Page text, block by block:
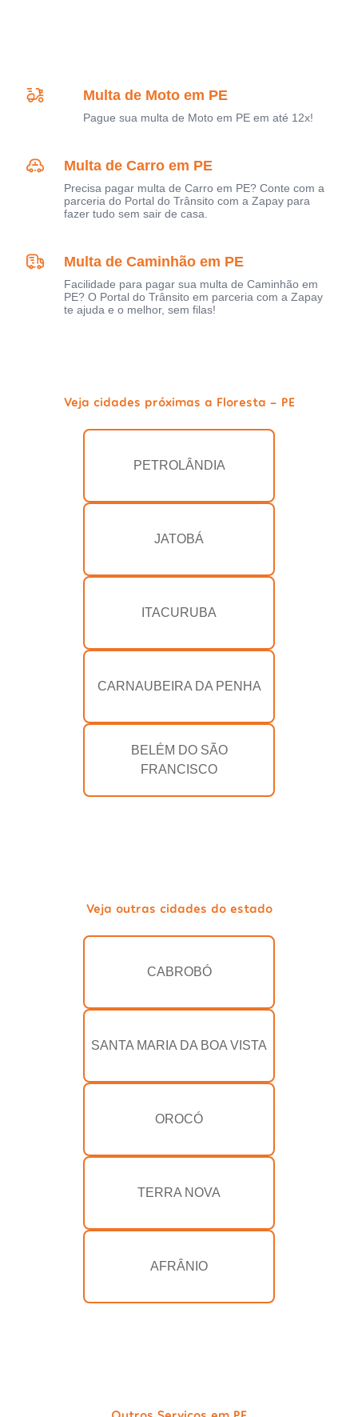
Multa de Moto em PE
Pague sua multa de Moto em PE em até 12x!
Multa de Carro em PE
Precisa pagar multa de Carro em PE? Conte com a
parceria do Portal do Trânsito com a Zapay para
fazer tudo sem sair de casa.
Multa de Caminhão em PE
Facilidade para pagar sua multa de Caminhão em
PE? O Portal do Trânsito em parceria com a Zapay
te ajuda e o melhor, sem filas!
Veja cidades próximas a Floresta - PE
PETROLÂNDIA
JATOBÁ
ITACURUBA
CARNAUBEIRA DA PENHA
BELÉM DO SÃO
FRANCISCO
Veja outras cidades do estado
CABROBÓ
SANTA MARIA DA BOA VISTA
OROCÓ
TERRA NOVA
AFRÂNIO